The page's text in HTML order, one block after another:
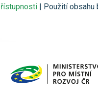
| Použití obsahu